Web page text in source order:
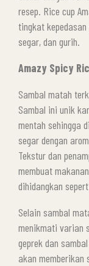
resep. Rice cup
tingkat
segar, dan gurih.
Amazy Spicy
Sambal matah
Sambal ini unik
mentah sehingga
segar dengan
Tekstur dan
membuat
dihidangkan
Selain sambal
menikmati varian
geprek dan
akan memberikan